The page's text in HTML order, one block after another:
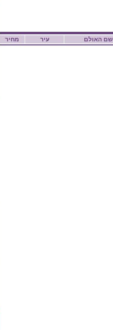
מחיר עיר שם האולם